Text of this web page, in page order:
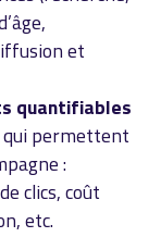
et
quantifiables
qui permettent
:
clics, coût
etc.